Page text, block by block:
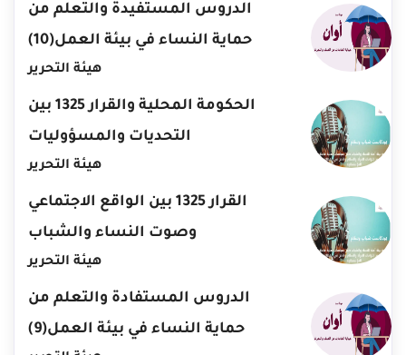
الدروس المستفيدة والتعلم من
حماية النساء في بيئة العمل(10)
هيئة التحرير
الحكومة المحلية والقرار 1325 بين
التحديات والمسؤوليات
هيئة التحرير
القرار 1325 بين الواقع الاجتماعي
وصوت النساء والشباب
هيئة التحرير
الدروس المستفادة والتعلم من
حماية النساء في بيئة العمل(9)